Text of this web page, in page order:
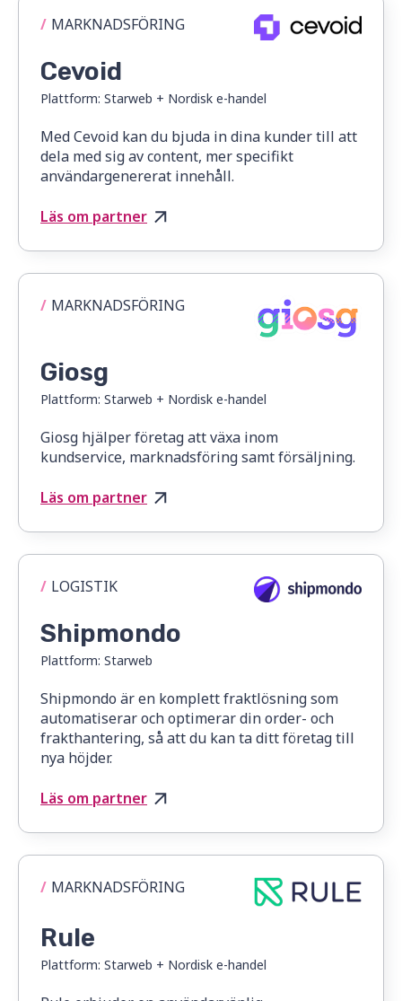
/ MARKNADSFÖRING
Cevoid
Plattform: Starweb + Nordisk e-handel
Med Cevoid kan du bjuda in dina kunder till att
dela med sig av content, mer specifikt
användargenererat innehåll.
Läs om partner
/ MARKNADSFÖRING
Giosg
Plattform: Starweb + Nordisk e-handel
Giosg hjälper företag att växa inom
kundservice, marknadsföring samt försäljning.
Läs om partner
/ LOGISTIK
Shipmondo
Plattform: Starweb
Shipmondo är en komplett fraktlösning som
automatiserar och optimerar din order- och
frakthantering, så att du kan ta ditt företag till
nya höjder.
Läs om partner
/ MARKNADSFÖRING
Rule
Plattform: Starweb + Nordisk e-handel